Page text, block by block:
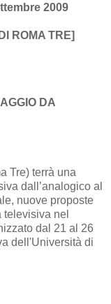
2009
ROMA TRE]
DA
Tre) terrà una
dall’analogico al
nuove proposte
nel
dal 21 al 26
dell'Università di